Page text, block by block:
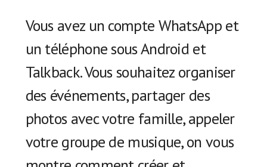
EMBED
Vous avez un compte WhatsApp et
un téléphone sous Android et
Talkback. Vous souhaitez organiser
des événements, partager des
photos avec votre famille, appeler
votre groupe de musique, on vous